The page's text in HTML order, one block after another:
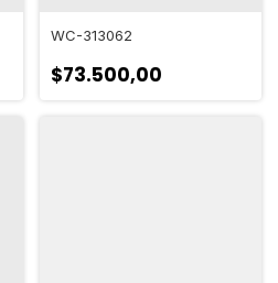
WC-313062
$73.500,00